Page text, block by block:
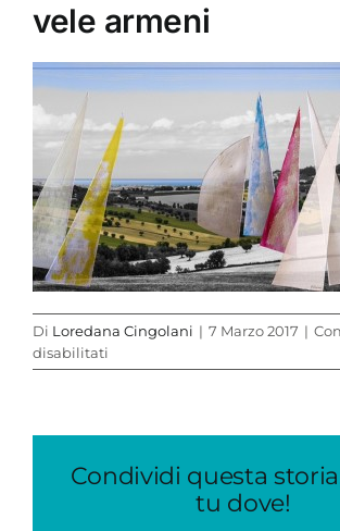
vele armeni
Di Loredana Cingolani | 7 Marzo 2017 |
disabilitati
vele
Condividi questa
tu dove!